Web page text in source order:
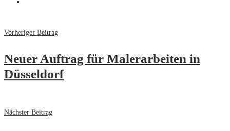
Vorheriger Beitrag
Neuer Auftrag für Malerarbeiten in
Düsseldorf
Nächster Beitrag